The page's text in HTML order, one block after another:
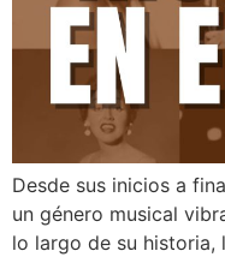
Desde sus inicios a
un género musical
lo largo de su historia,